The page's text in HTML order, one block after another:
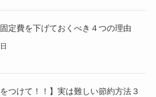
定費を下げておくべき４つの理由
をつけて！！】実は難しい節約方法３